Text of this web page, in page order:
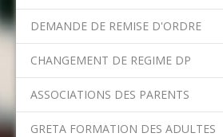
Aides financières de l'Etat
Ministère de l'Education Nationale
DEMANDE DE REMISE D'ORDRE
CHANGEMENT DE REGIME DP
ASSOCIATIONS DES PARENTS
GRETA FORMATION DES ADULTES